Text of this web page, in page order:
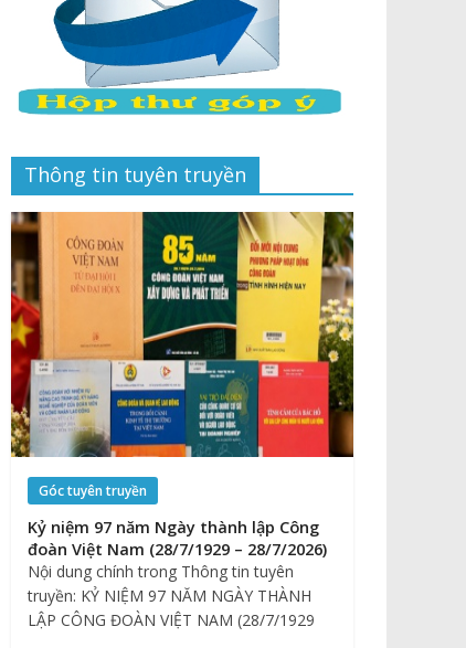
Thông tin tuyên truyền
Góc tuyên truyền
Kỷ niệm 97 năm Ngày thành lập Công
đoàn Việt Nam (28/7/1929 – 28/7/2026)
Nội dung chính trong Thông tin tuyên
truyền: KỶ NIỆM 97 NĂM NGÀY THÀNH
LẬP CÔNG ĐOÀN VIỆT NAM (28/7/1929